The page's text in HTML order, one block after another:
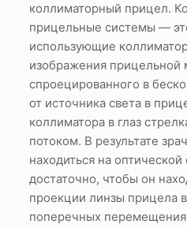
коллиматорный прицел.
прицельные системы —
использующие
изображения прицельной
спроецированного в
от источника света в
коллиматора в глаз
потоком. В результате
находиться на
достаточно, чтобы он
проекции линзы прицела
поперечных